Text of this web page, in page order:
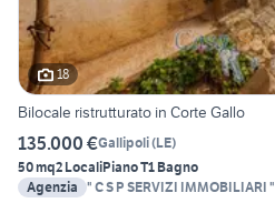
18
Bilocale ristrutturato in Corte Gallo
135.000 €Gallipoli(LE)
50 mq2 LocaliPiano T1 Bagno
Agenzia " C S P SERVIZI IMMOBILIARI "